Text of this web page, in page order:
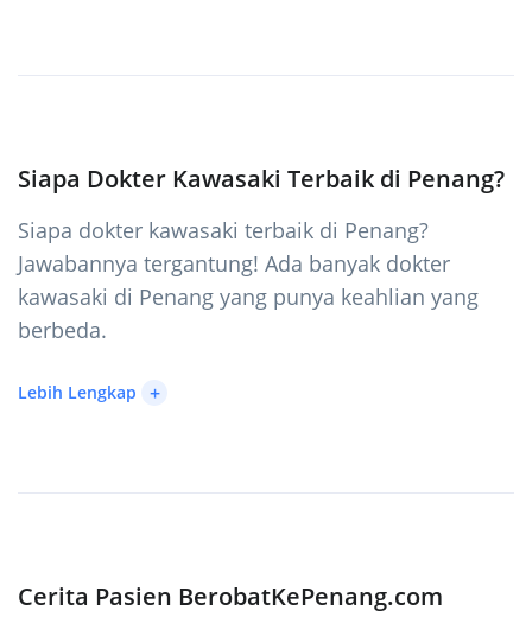
Siapa Dokter Kawasaki Terbaik di Penang?
Siapa dokter kawasaki terbaik di Penang?
Jawabannya tergantung! Ada banyak dokter
kawasaki di Penang yang punya keahlian yang
berbeda.
Lebih Lengkap +
Cerita Pasien BerobatKePenang.com